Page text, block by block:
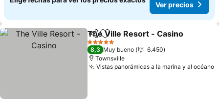
Ver precios
CompartirAgregar a favoritos
The Ville Resort - Casino
5 Estrellas
8,3 Muy bueno
6.450
Townsville
Vistas panorámicas a la marina y al océano